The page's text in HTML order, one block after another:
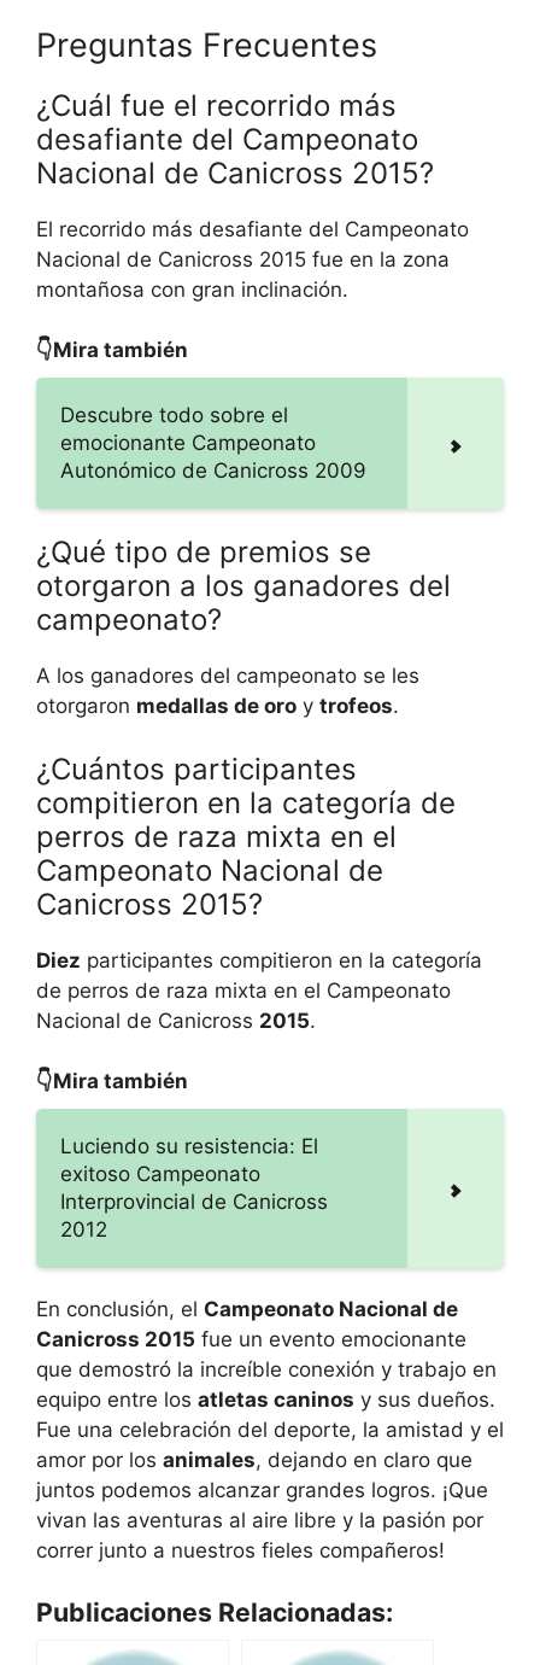
Preguntas Frecuentes
¿Cuál fue el recorrido más
desafiante del Campeonato
Nacional de Canicross 2015?
El recorrido más desafiante del Campeonato
Nacional de Canicross 2015 fue en la zona
montañosa con gran inclinación.
👇Mira también
Descubre todo sobre el
emocionante Campeonato
Autonómico de Canicross 2009
¿Qué tipo de premios se
otorgaron a los ganadores del
campeonato?
A los ganadores del campeonato se les
otorgaron medallas de oro y trofeos.
¿Cuántos participantes
compitieron en la categoría de
perros de raza mixta en el
Campeonato Nacional de
Canicross 2015?
Diez participantes compitieron en la categoría
de perros de raza mixta en el Campeonato
Nacional de Canicross 2015.
👇Mira también
Luciendo su resistencia: El
exitoso Campeonato
Interprovincial de Canicross
2012
En conclusión, el Campeonato Nacional de
Canicross 2015 fue un evento emocionante
que demostró la increíble conexión y trabajo en
equipo entre los atletas caninos y sus dueños.
Fue una celebración del deporte, la amistad y el
amor por los animales, dejando en claro que
juntos podemos alcanzar grandes logros. ¡Que
vivan las aventuras al aire libre y la pasión por
correr junto a nuestros fieles compañeros!
Publicaciones Relacionadas: